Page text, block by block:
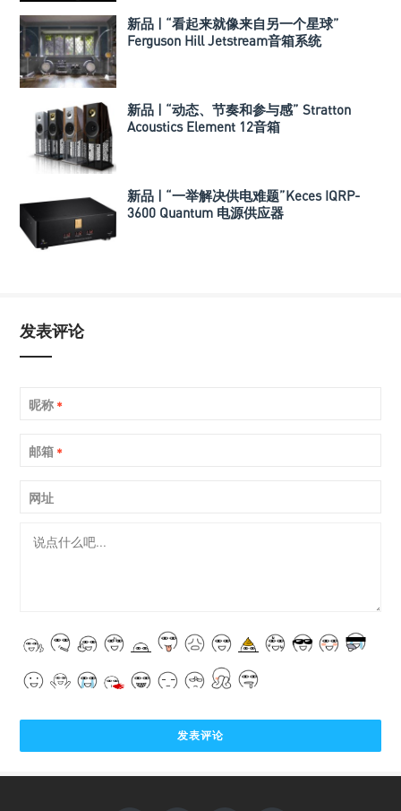
新品 | “看起来就像来自另一个星球”
Ferguson Hill Jetstream音箱系统
新品 | “动态、节奏和参与感” Stratton
Acoustics Element 12音箱
新品 | “一举解决供电难题”Keces IQRP-
3600 Quantum 电源供应器
发表评论
昵称 *
邮箱 *
网址